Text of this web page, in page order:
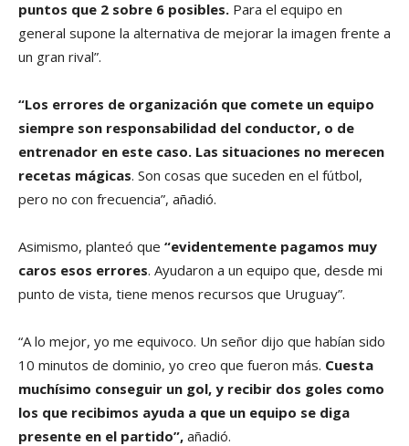
puntos que 2 sobre 6 posibles. Para el equipo en
general supone la alternativa de mejorar la imagen frente a
un gran rival”.
“Los errores de organización que comete un equipo
siempre son responsabilidad del conductor, o de
entrenador en este caso. Las situaciones no merecen
recetas mágicas. Son cosas que suceden en el fútbol,
pero no con frecuencia”, añadió.
Asimismo, planteó que “evidentemente pagamos muy
caros esos errores. Ayudaron a un equipo que, desde mi
punto de vista, tiene menos recursos que Uruguay”.
“A lo mejor, yo me equivoco. Un señor dijo que habían sido
10 minutos de dominio, yo creo que fueron más. Cuesta
muchísimo conseguir un gol, y recibir dos goles como
los que recibimos ayuda a que un equipo se diga
presente en el partido”, añadió.